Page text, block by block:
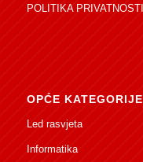
POLITIKA PRIVATNOSTI
OPĆE KATEGORIJE
Led rasvjeta
Informatika